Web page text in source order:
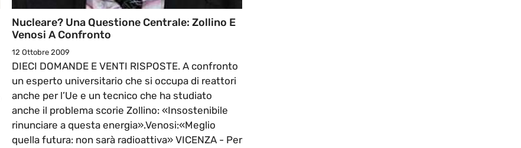
Nucleare? Una Questione Centrale: Zollino E
Venosi A Confronto
12 Ottobre 2009
DIECI DOMANDE E VENTI RISPOSTE. A confronto
un esperto universitario che si occupa di reattori
anche per l’Ue e un tecnico che ha studiato
anche il problema scorie Zollino: «Insostenibile
rinunciare a questa energia».Venosi:«Meglio
quella futura: non sarà radioattiva» VICENZA - Per